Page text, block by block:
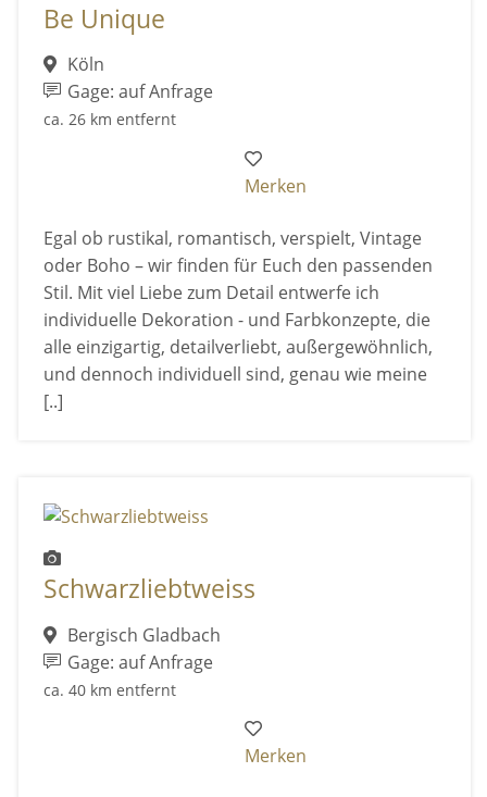
Be Unique
Köln
Gage: auf Anfrage
ca. 26 km entfernt
Merken
Egal ob rustikal, romantisch, verspielt, Vintage
oder Boho – wir finden für Euch den passenden
Stil. Mit viel Liebe zum Detail entwerfe ich
individuelle Dekoration - und Farbkonzepte, die
alle einzigartig, detailverliebt, außergewöhnlich,
und dennoch individuell sind, genau wie meine
[..]
Schwarzliebtweiss
Bergisch Gladbach
Gage: auf Anfrage
ca. 40 km entfernt
Merken